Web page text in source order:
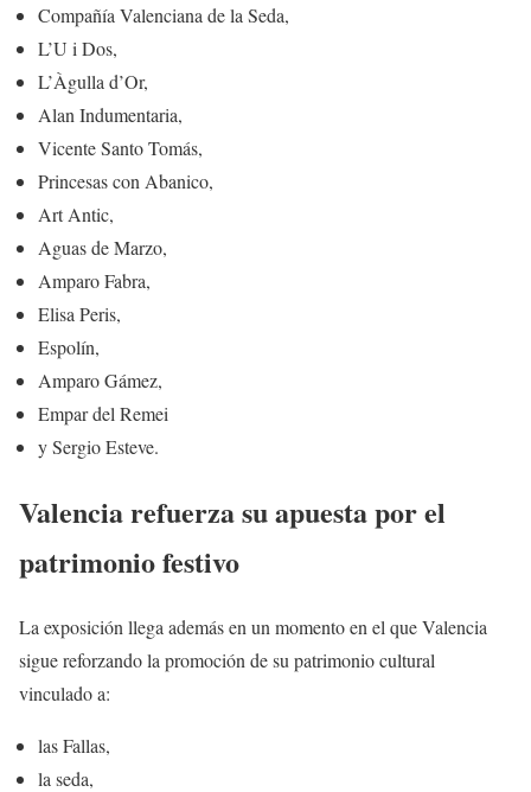
Compañía Valenciana de la Seda,
L’U i Dos,
L’Àgulla d’Or,
Alan Indumentaria,
Vicente Santo Tomás,
Princesas con Abanico,
Art Antic,
Aguas de Marzo,
Amparo Fabra,
Elisa Peris,
Espolín,
Amparo Gámez,
Empar del Remei
y Sergio Esteve.
Valencia refuerza su apuesta por el
patrimonio festivo
La exposición llega además en un momento en el que Valencia
sigue reforzando la promoción de su patrimonio cultural
vinculado a:
las Fallas,
la seda,